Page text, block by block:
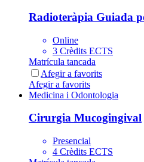
Radioteràpia Guiada
Online
3 Crèdits ECTS
Matrícula tancada
Afegir a favorits
Afegir a favorits
Medicina i Odontologia
Cirurgia Mucogingival
Presencial
4 Crèdits ECTS